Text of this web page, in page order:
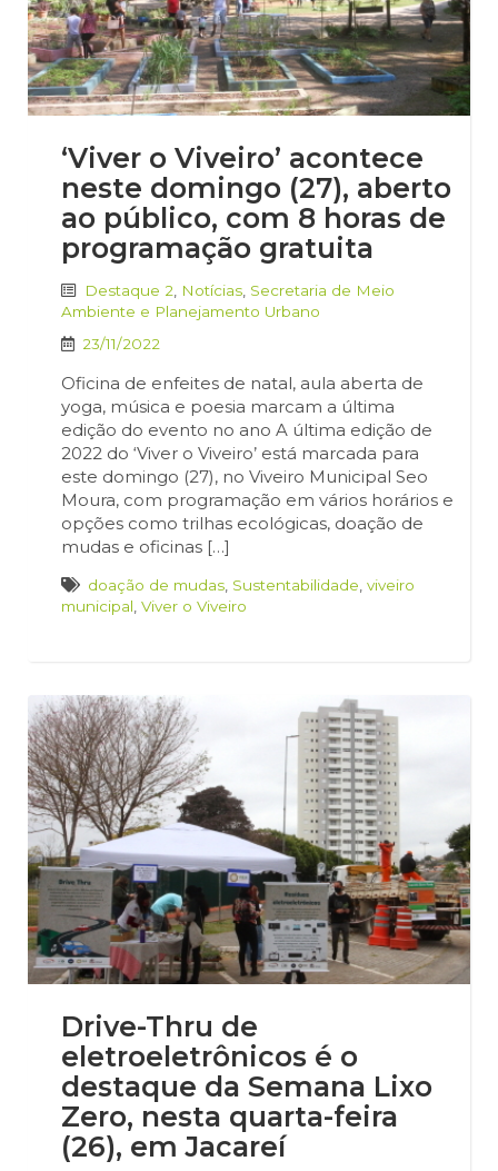
‘Viver o Viveiro’ acontece
neste domingo (27), aberto
ao público, com 8 horas de
programação gratuita
Destaque 2 Notícias Secretaria de Meio
Ambiente e Planejamento Urbano
23/11/2022
Oficina de enfeites de natal, aula aberta de
yoga, música e poesia marcam a última
edição do evento no ano A última edição de
2022 do ‘Viver o Viveiro’ está marcada para
este domingo (27), no Viveiro Municipal Seo
Moura, com programação em vários horários e
opções como trilhas ecológicas, doação de
mudas e oficinas […]
doação de mudas Sustentabilidade viveiro
municipal Viver o Viveiro
Drive-Thru de
eletroeletrônicos é o
destaque da Semana Lixo
Zero, nesta quarta-feira
(26), em Jacareí